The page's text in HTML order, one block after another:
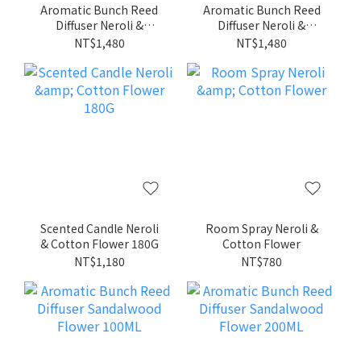
Aromatic Bunch Reed
Diffuser Neroli &
Cotton Flower 100ML
NT$1,480
Aromatic Bunch Reed
Diffuser Neroli &
Cotton Flower 200ML
NT$1,480
Scented Candle Neroli
& Cotton Flower 180G
NT$1,180
Room Spray Neroli &
Cotton Flower
NT$780